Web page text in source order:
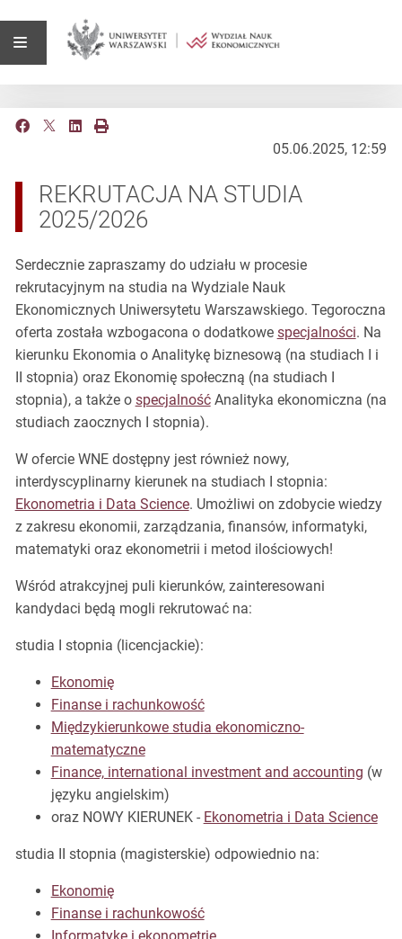
05.06.2025, 12:59
REKRUTACJA NA STUDIA
2025/2026
Serdecznie zapraszamy do udziału w procesie
rekrutacyjnym na studia na Wydziale Nauk
Ekonomicznych Uniwersytetu Warszawskiego. Tegoroczna
oferta została wzbogacona o dodatkowe specjalności. Na
kierunku Ekonomia o Analitykę biznesową (na studiach I i
II stopnia) oraz Ekonomię społeczną (na studiach I
stopnia), a także o specjalnośćAnalityka ekonomiczna (na
studiach zaocznych I stopnia).
W ofercie WNE dostępny jest również nowy,
interdyscyplinarny kierunek na studiach I stopnia:
Ekonometria i Data Science. Umożliwi on zdobycie wiedzy
z zakresu ekonomii, zarządzania, finansów, informatyki,
matematyki oraz ekonometrii i metod ilościowych!
Wśród atrakcyjnej puli kierunków, zainteresowani
kandydaci będą mogli rekrutować na:
studia I stopnia (licencjackie):
Ekonomię
Finanse i rachunkowość
Międzykierunkowe studia ekonomiczno-
matematyczne
Finance, international investment and accounting (w
języku angielskim)
oraz NOWY KIERUNEK - Ekonometria i Data Science
studia II stopnia (magisterskie) odpowiednio na:
Ekonomię
Finanse i rachunkowość